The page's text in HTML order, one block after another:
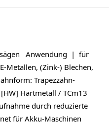
Anwendung | für
Metallen, (Zink-) Blechen,
Trapezzahn-
Hartmetall / TCm13
durch reduzierte
für Akku-Maschinen